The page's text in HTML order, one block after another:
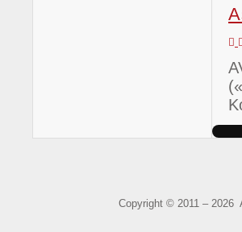
Copyright © 2011 – 2026